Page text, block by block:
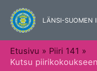
sisältöön
LÄNSI-SUOMEN
Etusivu
Piiri 141
Kutsu